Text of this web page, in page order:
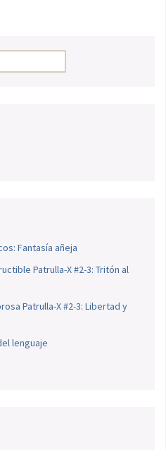
Fantasía añeja
Patrulla-X #2-3: Tritón al
Patrulla-X #2-3: Libertad y
lenguaje